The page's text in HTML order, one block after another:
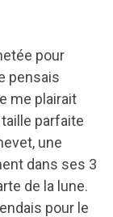
pour
pensais
me plairait
parfaite
une
dans ses 3
de la lune.
pour le